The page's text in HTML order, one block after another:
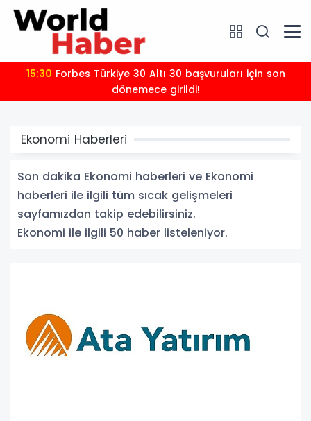
15:29Dünyanın en ince ve en güçlü katlanabilir amiral
gemisi HONOR Magic V6 Türkiye'de
Ekonomi Haberleri
Son dakika Ekonomi haberleri ve Ekonomi
haberleri ile ilgili tüm sıcak gelişmeleri
sayfamızdan takip edebilirsiniz.
Ekonomi ile ilgili 50 haber listeleniyor.